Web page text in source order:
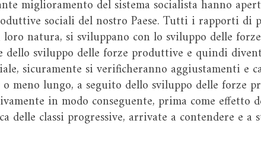
miglioramento del sistema socialista hanno
sociali del nostro Paese. Tutti i rapporti di
natura, si sviluppano con lo sviluppo delle
dello sviluppo delle forze produttive e quindi
sicuramente si verificheranno aggiustamenti e
meno lungo, a seguito dello sviluppo delle forze
in modo conseguente, prima come effetto
delle classi progressive, arrivate a contendere e a